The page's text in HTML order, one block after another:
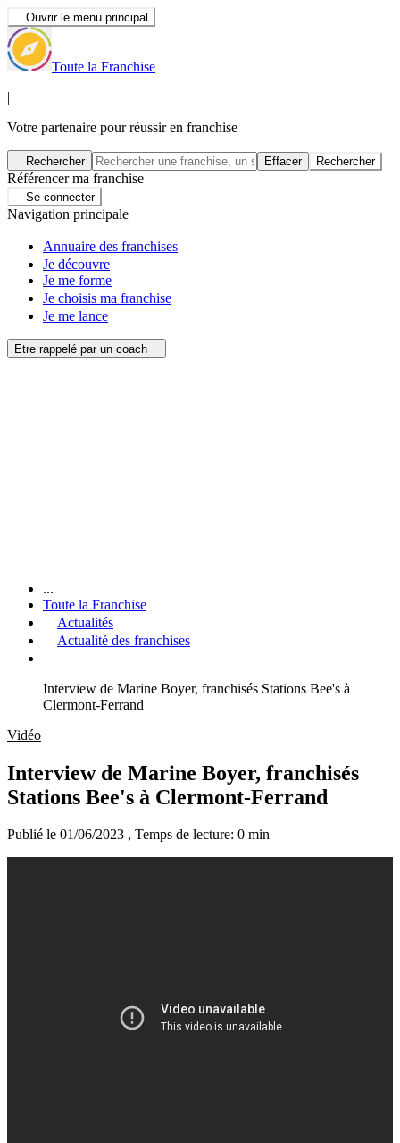
Ouvrir le menu principal
Toute la Franchise
|
Votre partenaire pour réussir en franchise
Rechercher Effacer Rechercher
Référencer ma franchise
Se connecter
Navigation principale
Annuaire des franchises
Je découvre
Je me forme
Je choisis ma franchise
Je me lance
Etre rappelé par un coach
...
Toute la Franchise
Actualités
Actualité des franchises
Interview de Marine Boyer, franchisés Stations Bee's à
Clermont-Ferrand
Vidéo
Interview de Marine Boyer, franchisés
Stations Bee's à Clermont-Ferrand
Publié le 01/06/2023 , Temps de lecture: 0 min